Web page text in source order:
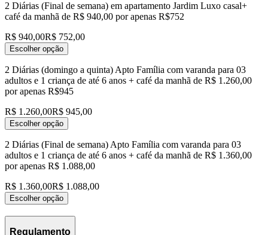
2 Diárias (Final de semana) em apartamento Jardim Luxo casal+
café da manhã de R$ 940,00 por apenas R$752
R$ 940,00R$ 752,00
Escolher opção
2 Diárias (domingo a quinta) Apto Família com varanda para 03
adultos e 1 criança de até 6 anos + café da manhã de R$ 1.260,00
por apenas R$945
R$ 1.260,00R$ 945,00
Escolher opção
2 Diárias (Final de semana) Apto Família com varanda para 03
adultos e 1 criança de até 6 anos + café da manhã de R$ 1.360,00
por apenas R$ 1.088,00
R$ 1.360,00R$ 1.088,00
Escolher opção
Regulamento